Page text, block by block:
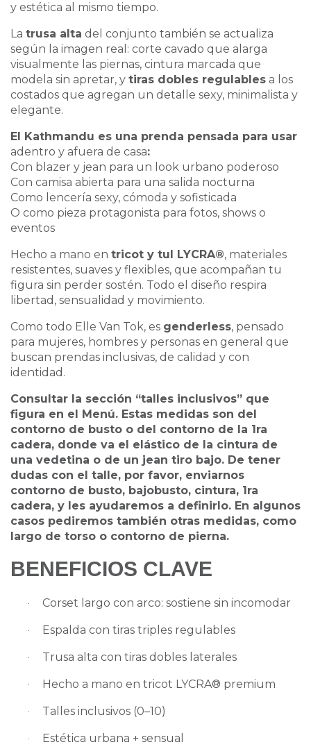
y estética al mismo tiempo.
La trusa alta del conjunto también se actualiza
según la imagen real: corte cavado que alarga
visualmente las piernas, cintura marcada que
modela sin apretar, y tiras dobles regulables a los
costados que agregan un detalle sexy, minimalista y
elegante.
El Kathmandu es una prenda pensada para usar
adentro y afuera de casa:
Con blazer y jean para un look urbano poderoso
Con camisa abierta para una salida nocturna
Como lencería sexy, cómoda y sofisticada
O como pieza protagonista para fotos, shows o
eventos
Hecho a mano en tricot y tul LYCRA®, materiales
resistentes, suaves y flexibles, que acompañan tu
figura sin perder sostén. Todo el diseño respira
libertad, sensualidad y movimiento.
Como todo Elle Van Tok, es genderless, pensado
para mujeres, hombres y personas en general que
buscan prendas inclusivas, de calidad y con
identidad.
Consultar la sección “talles inclusivos” que
figura en el Menú. Estas medidas son del
contorno de busto o del contorno de la 1ra
cadera, donde va el elástico de la cintura de
una vedetina o de un jean tiro bajo. De tener
dudas con el talle, por favor, enviarnos
contorno de busto, bajobusto, cintura, 1ra
cadera, y les ayudaremos a definirlo. En algunos
casos pediremos también otras medidas, como
largo de torso o contorno de pierna.
BENEFICIOS CLAVE
· Corset largo con arco: sostiene sin incomodar
· Espalda con tiras triples regulables
· Trusa alta con tiras dobles laterales
· Hecho a mano en tricot LYCRA® premium
· Talles inclusivos (0–10)
· Estética urbana + sensual